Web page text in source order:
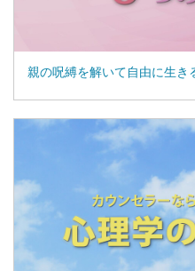
親の呪縛を解いて自由に生